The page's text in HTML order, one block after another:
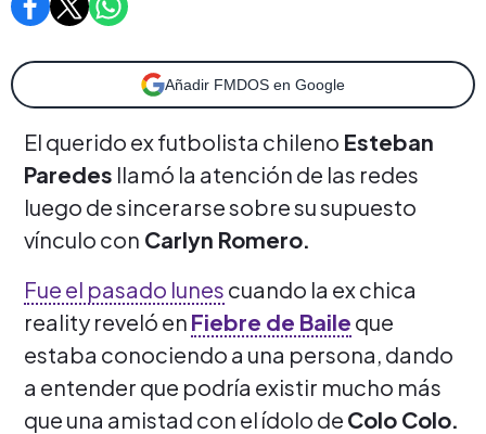
Añadir FMDOS en Google
El querido ex futbolista chileno Esteban
Paredes llamó la atención de las redes
luego de sincerarse sobre su supuesto
vínculo con Carlyn Romero.
Fue el pasado lunes cuando la ex chica
reality reveló en Fiebre de Baile que
estaba conociendo a una persona, dando
a entender que podría existir mucho más
que una amistad con el ídolo de Colo Colo.